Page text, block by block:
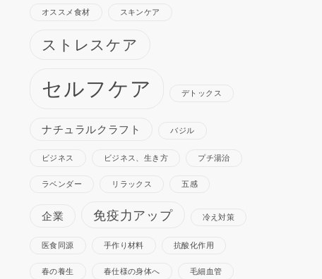
オススメ食材 スキンケア
ストレスケア
セルフケア デトックス
ナチュラルクラフト バジル
ビジネス ビジネス、生き方 プチ湯治
ラベンダー リラックス 五感
企業 免疫力アップ 冷え対策
医食同源 手作り材料 抗酸化作用
春の養生 春仕様の身体へ 毛細血管